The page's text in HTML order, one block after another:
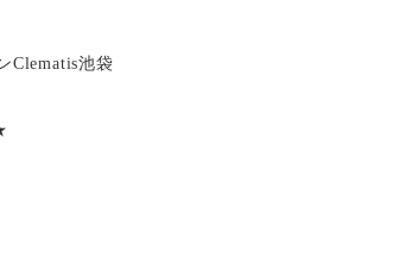
Clematis池袋